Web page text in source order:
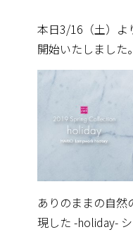
本日3/16（土）よ
開始いたしました。
ありのままの自
現した -holiday-